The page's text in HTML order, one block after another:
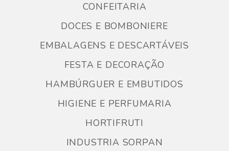
CONFEITARIA
DOCES E BOMBONIERE
EMBALAGENS E DESCARTÁVEIS
FESTA E DECORAÇÃO
HAMBÚRGUER E EMBUTIDOS
HIGIENE E PERFUMARIA
HORTIFRUTI
INDUSTRIA SORPAN